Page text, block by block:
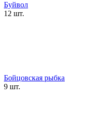
Буйвол
12 шт.
Бойцовская рыбка
9 шт.